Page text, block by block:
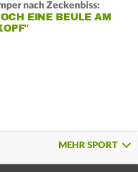
nach Zeckenbiss:
EINE BEULE AM
MEHR SPORT